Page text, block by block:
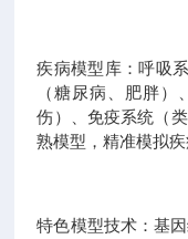
疾病模型库：呼吸
（糖尿病、肥胖
伤）、免疫系统（
熟模型，精准模拟疾
特色模型技术：基